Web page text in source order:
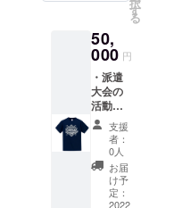
※ワンサ
身丈71
身幅54
肩幅49
素
材：ポ
リエス
テル
100％
す
る
50,
000 円
・派遣
大会の
活動報
告 ・オ
リジナ
ルタオ
ル２枚
（H850
支援
者：
0人
お届
け予
定：
2022